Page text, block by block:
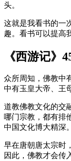
头。
这就是我看书的一
趣。看书可以提高
《西游记》
众所周知，佛教中
中有玉皇大帝、王
道教佛教文化的交
哪门宗教，都有排
中国文化博大精深。
早在唐朝唐太宗时
因此，佛教才会传